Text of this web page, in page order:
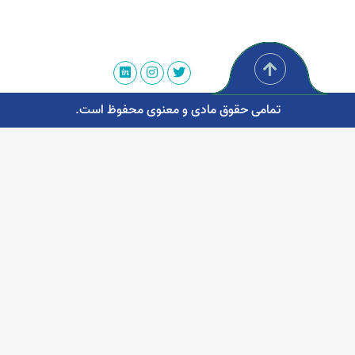
تمامی حقوق مادی و معنوی محفوظ است.